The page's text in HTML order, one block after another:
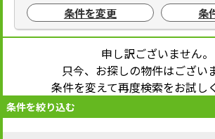
条件を変更
条
申し訳ございません。
只今、お探しの物件はござい
条件を変えて再度検索をお試し
条件を絞り込む